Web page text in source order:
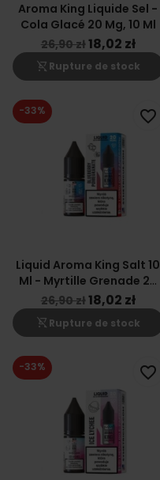
Aroma King Liquide Sel -
Cola Glacé 20 Mg, 10 Ml
26,90 zł18,02 zł
shopping_cart_off Rupture de stock
Liquid Aroma King Salt 10
Ml - Myrtille Grenade 20
Mg
26,90 zł18,02 zł
shopping_cart_off Rupture de stock
-33% favorite_border
-33% favorite_border